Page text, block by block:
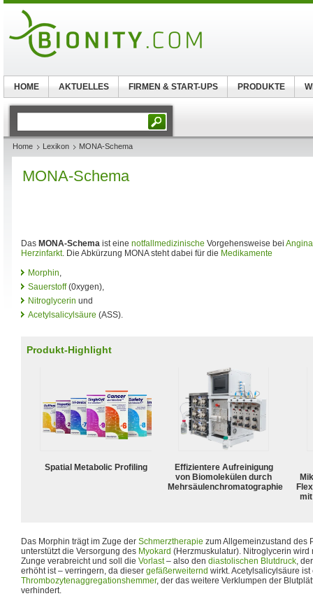
Home Lexikon MONA-Schema
MONA-Schema
Das MONA-Schema ist eine notfallmedizinische Vorgehensweise bei
Herzinfarkt. Die Abkürzung MONA steht dabei für die Medikamente
Morphin,
Sauerstoff(0xygen),
Nitroglycerin und
Acetylsalicylsäure (ASS).
Produkt-Highlight
Spatial Metabolic Profiling
Effizientere Aufreinigung
von Biomolekülen durch
Mehrsäulenchromatographie
Das Morphin trägt im Zuge der Schmerztherapie zum Allgemeinzustand des
unterstützt die Versorgung des Myokard (Herzmuskulatur). Nitroglycerin
Zunge verabreicht und soll die Vorlast– also den diastolischen Blutdruck,
erhöht ist – verringern, da dieser gefäßerweiternd wirkt. Acetylsalicylsäure ist
Thrombozytenaggregationshemmer, der das weitere Verklumpen der
verhindert.
HOME AKTUELLES FIRMEN & START-UPS PRODUKTE